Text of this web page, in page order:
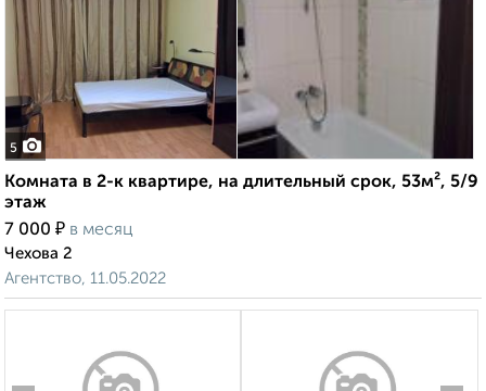
5
Комната в 2-к квартире, на длительный срок, 53м², 5/9
этаж
7 000 ₽ в месяц
Чехова 2
Агентство, 11.05.2022